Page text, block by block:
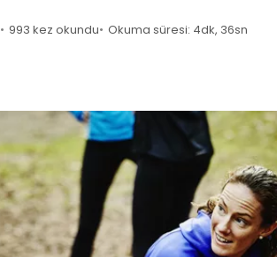
993 kez okundu Okuma süresi: 4dk, 36sn